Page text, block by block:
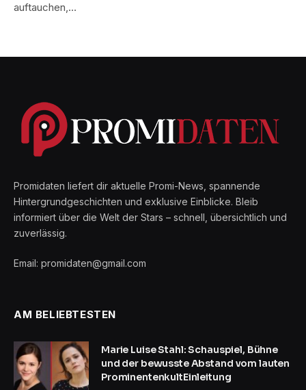
auftauchen,…
Promidaten liefert dir aktuelle Promi-News, spannende
Hintergrundgeschichten und exklusive Einblicke. Bleib
informiert über die Welt der Stars – schnell, übersichtlich und
zuverlässig.
Email: promidaten@gmail.com
AM BELIEBTESTEN
Marie Luise Stahl: Schauspiel, Bühne
und der bewusste Abstand vom lauten
ProminentenkultEinleitung